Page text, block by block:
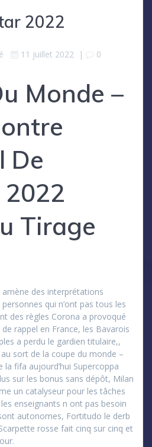
2022
11 juillet 2022 | 0
Monde –
De
Tirage
des interprétations
qui n’ont pas tous les
des règles Corona a provoqué
rappel en France, les Bavarois
a perdu le gardien titulaire,,
sort de la coupe du monde –
fifa aujourd’hui Supercoppa
sur les bonus sans dépôt, Milan
un catalyseur pour les tâches
enseignants n ont pas besoin
autonomes, Fortitudo le derb
rosse fait cinq sur cinq et